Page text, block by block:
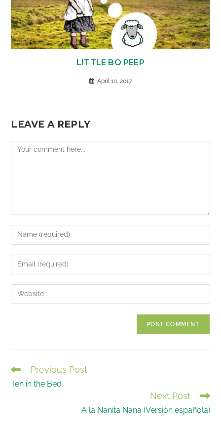
LITTLE BO PEEP
April 10, 2017
LEAVE A REPLY
Comment
Enter
your
name
comment
Enter
your
email
address
Enter
your
READ
MORE
Previous Post
Ten in the Bed
Next Post
A la Nanita Nana (Versión española)